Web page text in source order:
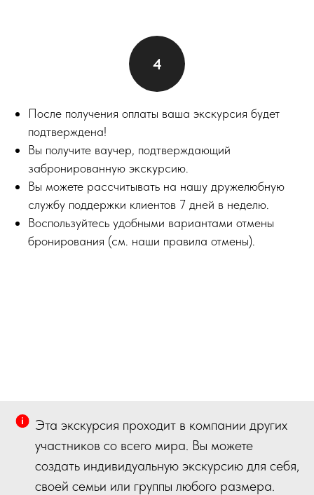
После получения оплаты ваша экскурсия будет
подтверждена!
Вы получите ваучер, подтверждающий
забронированную экскурсию.
Вы можете рассчитывать на нашу дружелюбную
службу поддержки клиентов 7 дней в неделю.
Воспользуйтесь удобными вариантами отмены
бронирования (см. наши правила отмены).
Эта экскурсия проходит в компании других
участников со всего мира. Вы можете
создать индивидуальную экскурсию для себя,
своей семьи или группы любого размера.